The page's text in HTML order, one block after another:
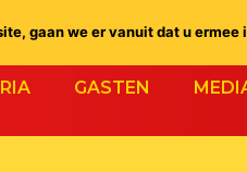
GASTEN
gaan we er vanuit dat u ermee